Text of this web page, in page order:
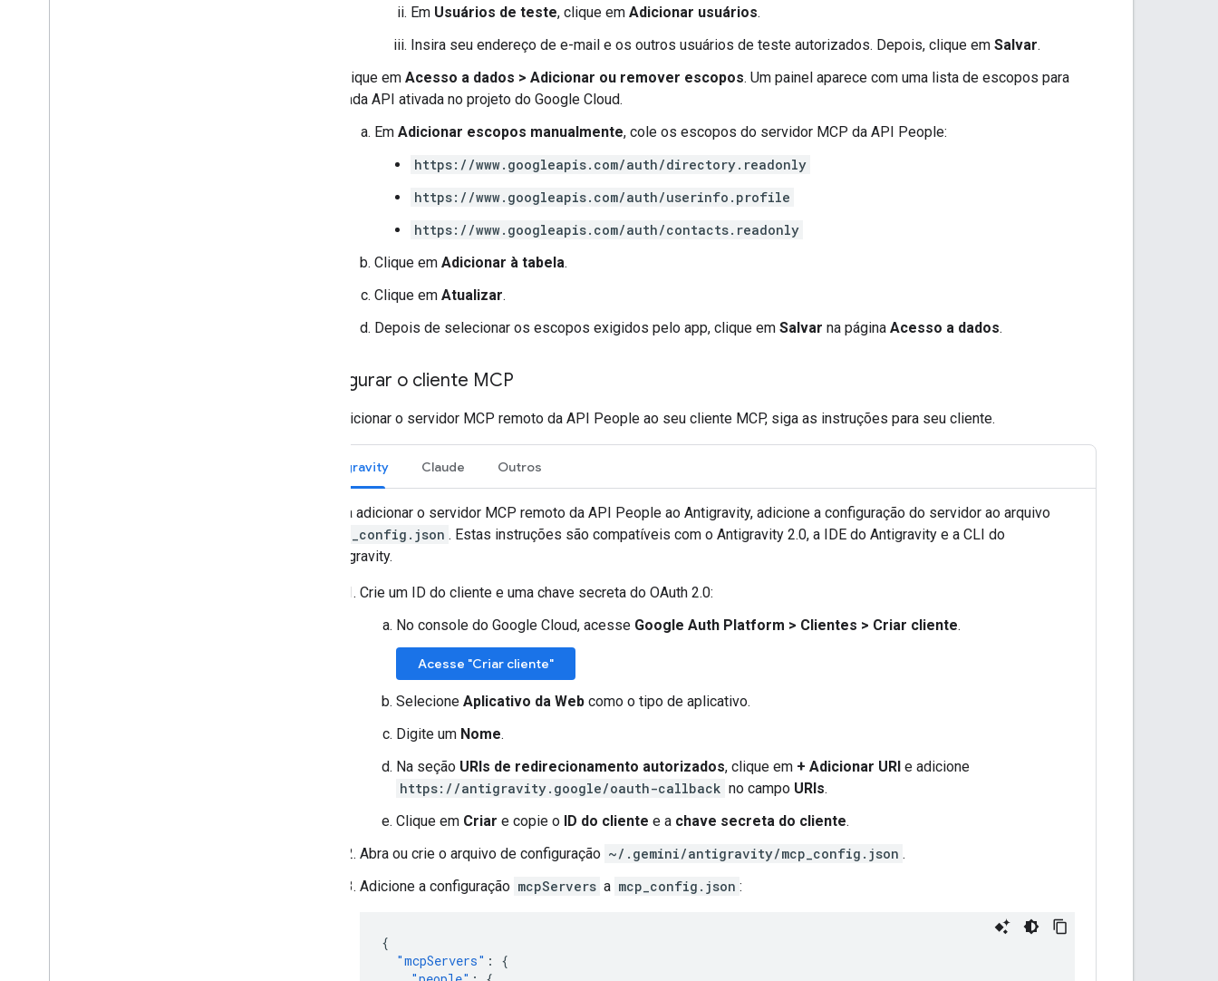
Em Usuários de teste, clique em Adicionar usuários.
Insira seu endereço de e-mail e os outros usuários de teste autorizados. Depois, clique em Salvar.
Clique em Acesso a dados > Adicionar ou remover escopos. Um painel aparece com uma lista de escopos para
cada API ativada no projeto do Google Cloud.
Em Adicionar escopos manualmente, cole os escopos do servidor MCP da API People:
https://www.googleapis.com/auth/directory.readonly
https://www.googleapis.com/auth/userinfo.profile
https://www.googleapis.com/auth/contacts.readonly
Clique em Adicionar à tabela.
Clique em Atualizar.
Depois de selecionar os escopos exigidos pelo app, clique em Salvar na página Acesso a dados.
Configurar o cliente MCP
Para adicionar o servidor MCP remoto da API People ao seu cliente MCP, siga as instruções para seu cliente.
Antigravity Claude Outros
Para adicionar o servidor MCP remoto da API People ao Antigravity, adicione a configuração do servidor ao arquivo
mcp_config.json . Estas instruções são compatíveis com o Antigravity 2.0, a IDE do Antigravity e a CLI do
Antigravity.
Crie um ID do cliente e uma chave secreta do OAuth 2.0:
No console do Google Cloud, acesse Google Auth Platform > Clientes > Criar cliente.
Acesse "Criar cliente"
Selecione Aplicativo da Web como o tipo de aplicativo.
Digite um Nome.
Na seção URIs de redirecionamento autorizados, clique em + Adicionar URI e adicione
https://antigravity.google/oauth-callback no campo URIs.
Clique em Criar e copie o ID do cliente e a chave secreta do cliente.
Abra ou crie o arquivo de configuração ~/.gemini/antigravity/mcp_config.json .
Adicione a configuração mcpServers a mcp_config.json :
{
"mcpServers" :
{